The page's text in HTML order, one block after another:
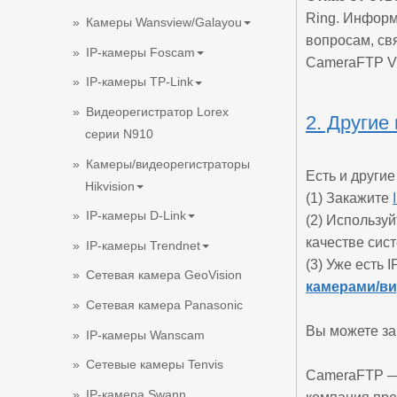
Камеры Wansview/Galayou
IP-камеры Foscam
IP-камеры TP-Link
Видеорегистратор Lorex
серии N910
Камеры/видеорегистраторы
Hikvision
IP-камеры D-Link
IP-камеры Trendnet
Сетевая камера GeoVision
Сетевая камера Panasonic
IP-камеры Wanscam
Сетевые камеры Tenvis
Ring.
вопросам,
CameraFTP
2. Другие
Есть и
(1) Закажите
(2)
качестве
(3) Уже есть
камерами/
Вы можете
CameraFTP